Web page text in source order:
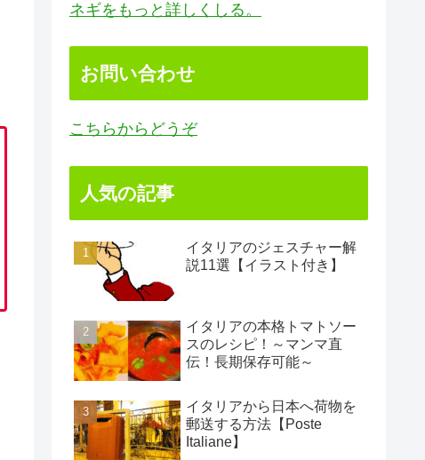
ネギをもっと詳しくしる。
お問い合わせ
こちらからどうぞ
人気の記事
イタリアのジェスチャー解
説11選【イラスト付き】
イタリアの本格トマトソー
スのレシピ！～マンマ直
伝！長期保存可能～
イタリアから日本へ荷物を
郵送する方法【Poste
Italiane】